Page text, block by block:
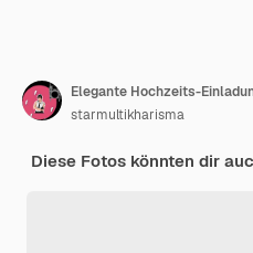
starmultikharisma
Diese Fotos könnten dir